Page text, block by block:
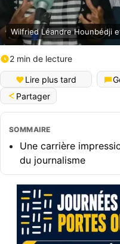
Wilfried Léandre Hounbédji
2 min de lecture
Lire plus tard
Partager
SOMMAIRE
Une carrière
du journalisme